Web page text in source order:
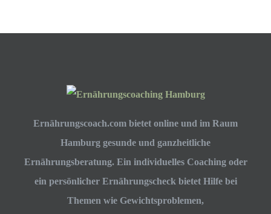
Ernährungscoach.com bietet online und im Raum
Hamburg gesunde und ganzheitliche
Ernährungsberatung. Ein individuelles Coaching oder
ein persönlicher Ernährungscheck bietet Hilfe bei
Themen wie Gewichtsproblemen,